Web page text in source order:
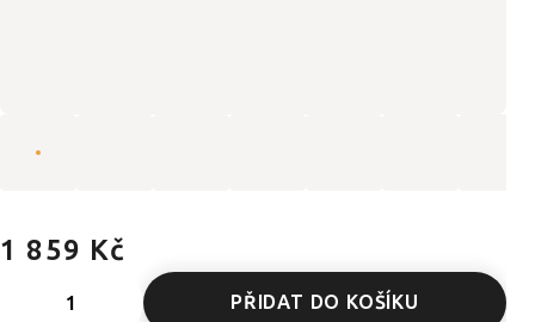
1 859 Kč
PŘIDAT DO KOŠÍKU